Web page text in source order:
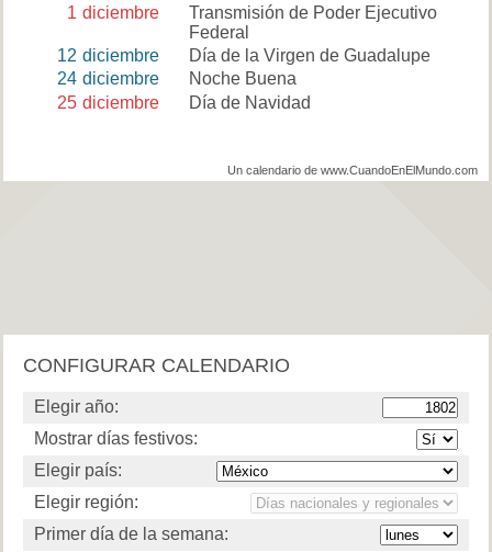
1 diciembre
Transmisión de Poder Ejecutivo
Federal
12 diciembre
Día de la Virgen de Guadalupe
24 diciembre
Noche Buena
25 diciembre Día de Navidad
Un calendario de www.CuandoEnElMundo.com
CONFIGURAR CALENDARIO
Elegir año:
Mostrar días festivos:
Elegir país:
Elegir región:
Primer día de la semana: